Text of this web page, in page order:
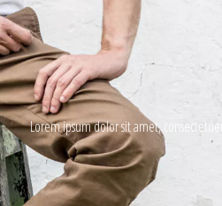
Lorem ipsum dolor sit amet,